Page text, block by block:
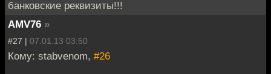
банковские реквизиты!!!
AMV76 »
#27 | 07.01.13 03:50
Кому: stabvenom, #26